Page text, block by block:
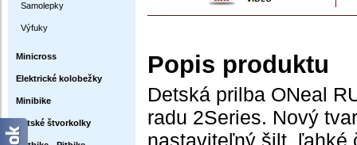
Samolepky
Výfuky
Minicross
Elektrické kolobežky
Minibike
Detské štvorkolky
Popis produktu
Detská prilba ONeal
radu 2Series. Nový
nastaviteľný šilt, ľahké